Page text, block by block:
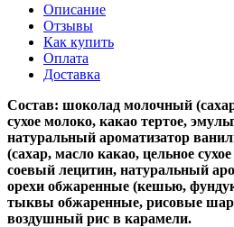
Описание
Отзывы
Как купить
Оплата
Доставка
Состав: шоколад молочный
сухое молоко, какао тертое,
натуральный ароматизатор
(сахар, масло какао, цельное
соевый лецитин, натуральный
орехи обжаренные (кешью,
тыквы обжаренные, рисовые
воздушный рис в карамели.